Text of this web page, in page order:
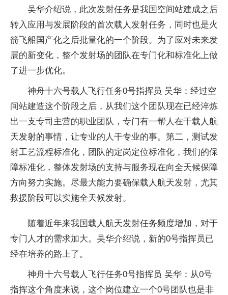
吴华介绍说，此次发射任务是我国空间站建成之后
转入应用与发展阶段的首次载人发射任务，同时也是火
箭飞船国产化之后批量化的一个阶段。为了应对未来发
展的新变化，整个发射场的团队在专门化和标准化上做
了进一步优化。
神舟十六号载人飞行任务0号指挥员 吴华：经过空
间站建造这个阶段之后，从我们这个团队现在已经淬炼
出一支专司主营的职业团队，专门有一帮人在干载人航
天发射的事情，让专业的人干专业的事。第二，测试发
射工艺流程标准化，团队的定岗定位标准化，我们的保
障标准化，整体发射场的支持与服务现在向全天候保障
方向努力实施。尽最大能力要确保载人航天发射，尤其
救援阶段可以实施全天候发射。
随着近年来我国载人航天发射任务频度增加，对于
专门人才的需求加大。吴华介绍说，新的0号指挥员已
经在培养的路上了。
神舟十六号载人飞行任务0号指挥员 吴华：从0号
指挥这个角度来说，这个岗位建立一个0号团队也是非